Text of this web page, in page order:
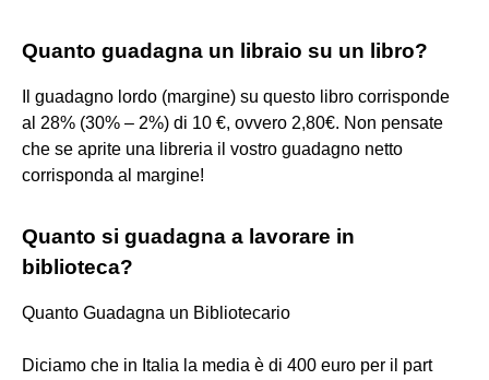
Quanto guadagna un libraio su un libro?
Il guadagno lordo (margine) su questo libro corrisponde
al 28% (30% – 2%) di 10 €, ovvero 2,80€. Non pensate
che se aprite una libreria il vostro guadagno netto
corrisponda al margine!
Quanto si guadagna a lavorare in
biblioteca?
Quanto Guadagna un Bibliotecario
Diciamo che in Italia la media è di 400 euro per il part